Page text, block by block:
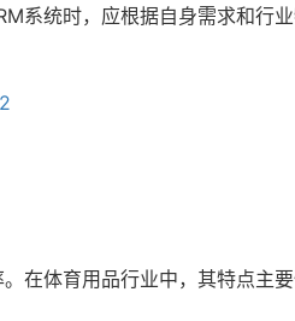
系统时，应根据自身需求和行
在体育用品行业中，其特点主